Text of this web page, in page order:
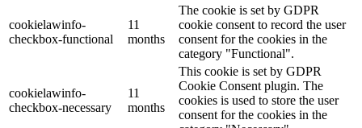
cookielawinfo-
checkbox-functional
11
months
The cookie is set by GDPR
cookie consent to record the user
consent for the cookies in the
category "Functional".
cookielawinfo-
checkbox-necessary
11
months
This cookie is set by GDPR
Cookie Consent plugin. The
cookies is used to store the user
consent for the cookies in the